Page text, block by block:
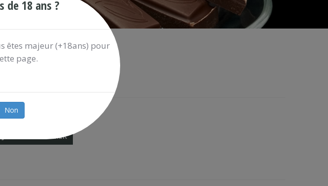
25 ?
AJOUTER AU PANIER
de 18 ans ?
êtes majeur (+18ans) pour
page.
Non